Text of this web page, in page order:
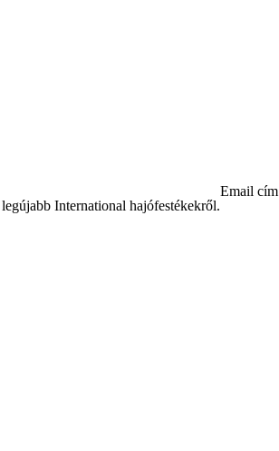
International hajófestékekről.
Email cím